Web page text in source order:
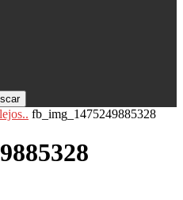
fb_img_1475249885328